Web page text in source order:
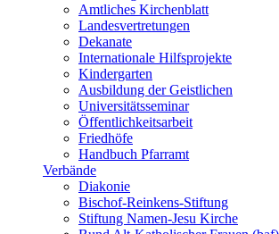
Amtliches Kirchenblatt
Landesvertretungen
Dekanate
Internationale Hilfsprojekte
Kindergarten
Ausbildung der Geistlichen
Universitätsseminar
Öffentlichkeitsarbeit
Friedhöfe
Handbuch Pfarramt
Verbände
Diakonie
Bischof-Reinkens-Stiftung
Stiftung Namen-Jesu Kirche